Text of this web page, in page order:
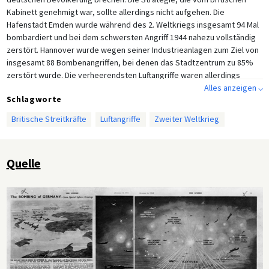
Kabinett genehmigt war, sollte allerdings nicht aufgehen. Die
Hafenstadt Emden wurde während des 2. Weltkriegs insgesamt 94 Mal
bombardiert und bei dem schwersten Angriff 1944 nahezu vollständig
zerstört. Hannover wurde wegen seiner Industrieanlagen zum Ziel von
insgesamt 88 Bombenangriffen, bei denen das Stadtzentrum zu 85%
zerstört wurde. Die verheerendsten Luftangriffe waren allerdings
Alles anzeigen ⌵
Schlagworte
Britische Streitkräfte
Luftangriffe Zweiter Weltkrieg
Quelle